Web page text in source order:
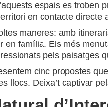
espais es troben
en contacte directe
maneres: amb
en família. Els més
pels paisatges
cinc propostes
llocs. Deixa’t captivar